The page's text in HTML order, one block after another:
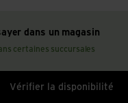
dans un magasin
certaines succursales
Vérifier la disponibilité